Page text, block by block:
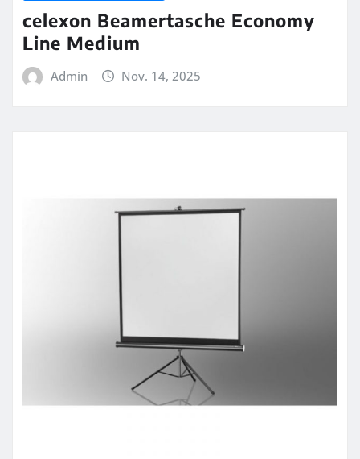
celexon Beamertasche Economy
Line Medium
Admin Nov. 14, 2025